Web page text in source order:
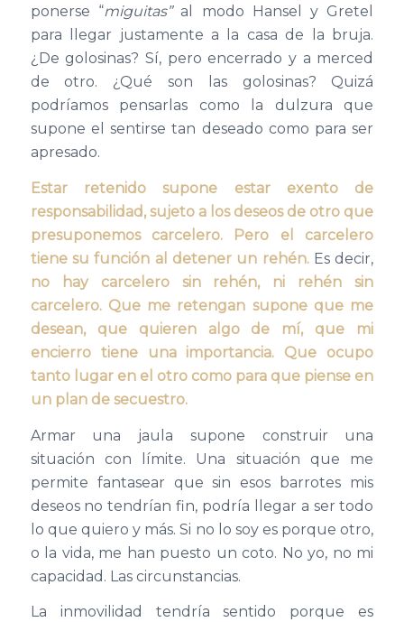
ponerse “miguitas”al modo Hansel y Gretel
para llegar justamente a la casa de la bruja.
¿De golosinas? Sí, pero encerrado y a merced
de otro. ¿Qué son las golosinas? Quizá
podríamos pensarlas como la dulzura que
supone el sentirse tan deseado como para ser
apresado.
Estar retenido supone estar exento de
responsabilidad, sujeto a los deseos de otro que
presuponemos carcelero. Pero el carcelero
tiene su función al detener un rehén.Es decir,
no hay carcelero sin rehén, ni rehén sin
carcelero. Que me retengan supone que me
desean, que quieren algo de mí, que mi
encierro tiene una importancia. Que ocupo
tanto lugar en el otro como para que piense en
un plan de secuestro.
Armar una jaula supone construir una
situación con límite. Una situación que me
permite fantasear que sin esos barrotes mis
deseos no tendrían fin, podría llegar a ser todo
lo que quiero y más. Si no lo soy es porque otro,
o la vida, me han puesto un coto. No yo, no mi
capacidad. Las circunstancias.
La inmovilidad tendría sentido porque es